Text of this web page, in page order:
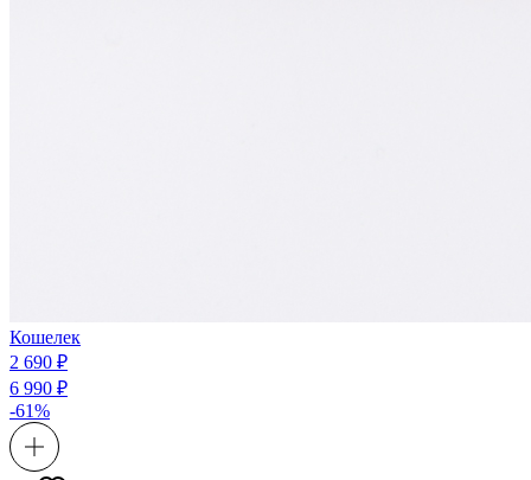
Кошелек
2 690 ₽
6 990 ₽
-61%